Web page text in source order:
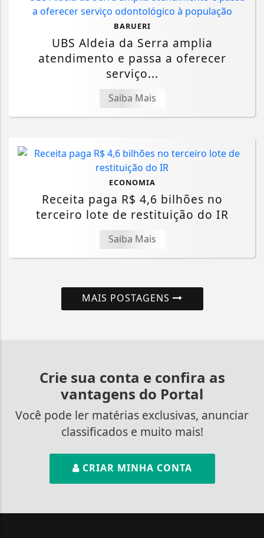
BARUERI
UBS Aldeia da Serra amplia
atendimento e passa a oferecer
serviço...
Saiba Mais
ECONOMIA
Receita paga R$ 4,6 bilhões no
terceiro lote de restituição do IR
Saiba Mais
MAIS POSTAGENS
Crie sua conta e confira as
vantagens do Portal
Você pode ler matérias exclusivas, anunciar
classificados e muito mais!
CRIAR MINHA CONTA